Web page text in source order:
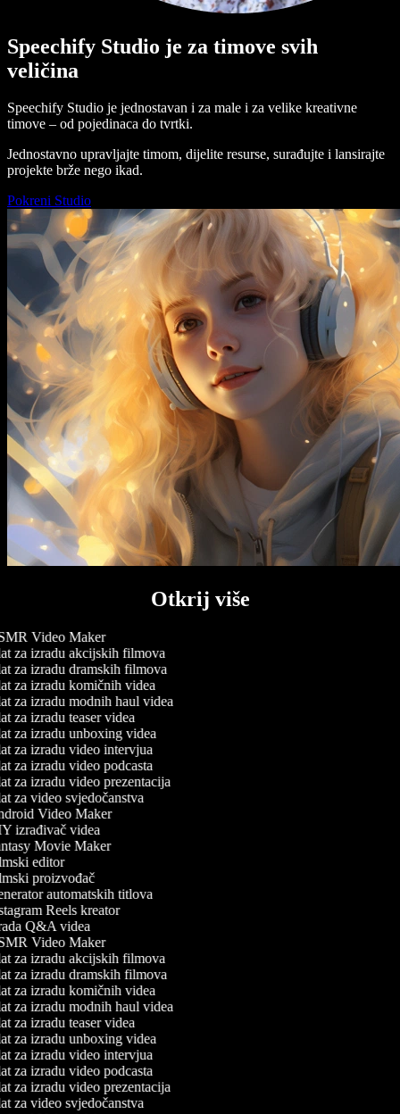
Speechify Studio je za timove svih
veličina
Speechify Studio je jednostavan i za male i za velike kreativne
timove – od pojedinaca do tvrtki.
Jednostavno upravljajte timom, dijelite resurse, surađujte i lansirajte
projekte brže nego ikad.
Pokreni Studio
Otkrij više
Video Maker
za izradu akcijskih filmova
za izradu dramskih filmova
za izradu komičnih videa
za izradu modnih haul videa
za izradu teaser videa
za izradu unboxing videa
za izradu video intervjua
za izradu video podcasta
za izradu video prezentacija
za video svjedočanstva
Video Maker
izrađivač videa
Movie Maker
editor
proizvođač
automatskih titlova
Reels kreator
Q&A videa
Video Maker
za izradu akcijskih filmova
za izradu dramskih filmova
za izradu komičnih videa
za izradu modnih haul videa
za izradu teaser videa
za izradu unboxing videa
za izradu video intervjua
za izradu video podcasta
za izradu video prezentacija
za video svjedočanstva